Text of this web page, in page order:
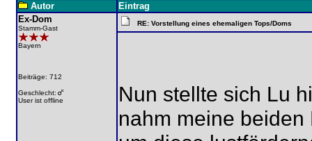
Autor
Eintrag
Ex-Dom
Stamm-Gast
Bayern
Beiträge: 712
Geschlecht:
User ist offline
RE: Vorstellung eines ehemaligen Tops/Doms
Nun stellte sich Lu
nahm meine